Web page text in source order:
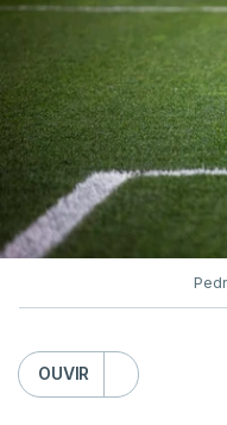
O contrarrelógio
Volta a Portugal,
terminar a corrida
ininterruptamente
ARTIGOS RELACIONADOS
OUVIR